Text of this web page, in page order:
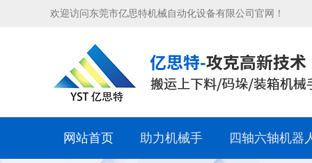
欢迎访问东莞市亿思特机械自动化设备有限公司官网！
网站首页 助力机械手 四轴六轴机器